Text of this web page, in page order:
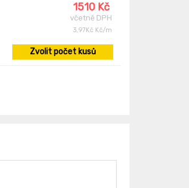
1510 Kč
včetně DPH
3,97Kč Kč/m
Zvolit počet kusů